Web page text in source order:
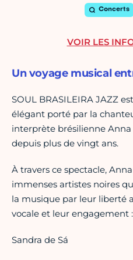
Concerts
Un voyage musical
SOUL BRASILEIRA JAZZ
élégant porté par la
interprète brésilienne Anna
depuis plus de vingt ans.
À travers ce spectacle,
immenses artistes noires
la musique par leur liberté
vocale et leur engagement :
Sandra de Sá
VOIR LES